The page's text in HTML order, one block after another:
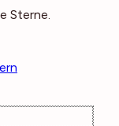
Sterne.